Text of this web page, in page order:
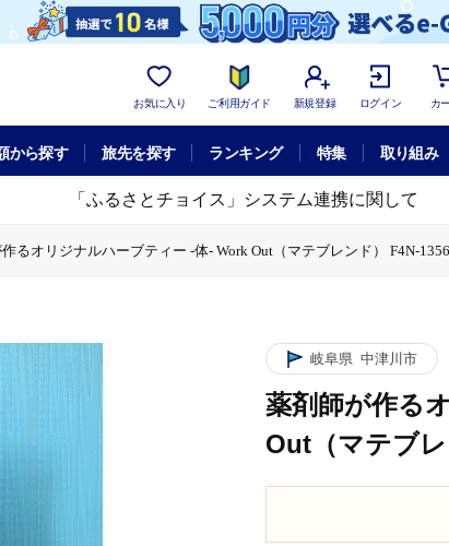
お気に入り ご利用ガイド 新規登録 ログイン カ
から探す 旅先を探す ランキング 特集 取り組み
「ふるさとチョイス」システム連携に関して
るオリジナルハーブティー -体- Work Out（マテブレンド） F4N-1356
岐阜県 中津川市
薬剤師が作る
Out（マテブ